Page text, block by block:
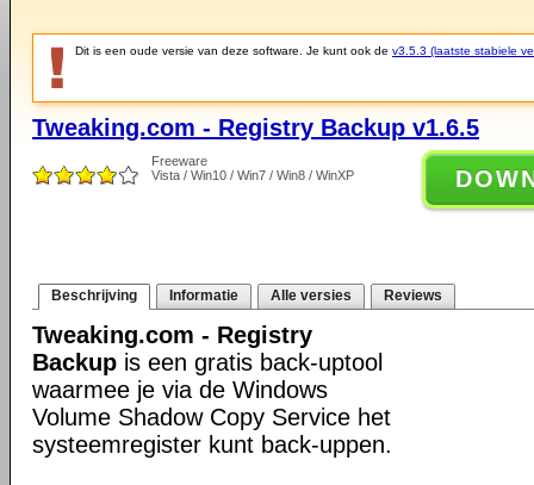
Dit is een oude versie van deze software. Je kunt ook de v3.5.3 (laatste stabiele
Tweaking.com - Registry Backup v1.6.5
Freeware
Vista / Win10 / Win7 / Win8 / WinXP
Beschrijving Informatie Alle versies Reviews
Tweaking.com - Registry
Backup is een gratis back-uptool
waarmee je via de Windows
Volume Shadow Copy Service het
systeemregister kunt back-uppen.